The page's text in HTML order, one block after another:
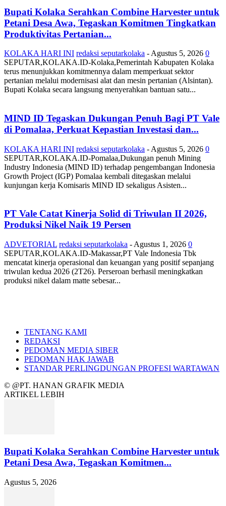
Bupati Kolaka Serahkan Combine Harvester untuk
Petani Desa Awa, Tegaskan Komitmen Tingkatkan
Produktivitas Pertanian...
KOLAKA HARI INI redaksi seputarkolaka - Agustus 5, 2026 0
SEPUTAR,KOLAKA.ID-Kolaka,Pemerintah Kabupaten Kolaka
terus menunjukkan komitmennya dalam memperkuat sektor
pertanian melalui modernisasi alat dan mesin pertanian (Alsintan).
Bupati Kolaka secara langsung menyerahkan bantuan satu...
MIND ID Tegaskan Dukungan Penuh Bagi PT Vale
di Pomalaa, Perkuat Kepastian Investasi dan...
KOLAKA HARI INI redaksi seputarkolaka - Agustus 5, 2026 0
SEPUTAR,KOLAKA.ID-Pomalaa,Dukungan penuh Mining
Industry Indonesia (MIND ID) terhadap pengembangan Indonesia
Growth Project (IGP) Pomalaa kembali ditegaskan melalui
kunjungan kerja Komisaris MIND ID sekaligus Asisten...
PT Vale Catat Kinerja Solid di Triwulan II 2026,
Produksi Nikel Naik 19 Persen
ADVETORIAL redaksi seputarkolaka - Agustus 1, 2026 0
SEPUTAR,KOLAKA.ID-Makassar,PT Vale Indonesia Tbk
mencatat kinerja operasional dan keuangan yang positif sepanjang
triwulan kedua 2026 (2T26). Perseroan berhasil meningkatkan
produksi nikel dalam matte sebesar...
TENTANG KAMI
REDAKSI
PEDOMAN MEDIA SIBER
PEDOMAN HAK JAWAB
STANDAR PERLINGDUNGAN PROFESI WARTAWAN
© @PT. HANAN GRAFIK MEDIA
ARTIKEL LEBIH
Bupati Kolaka Serahkan Combine Harvester untuk
Petani Desa Awa, Tegaskan Komitmen...
Agustus 5, 2026